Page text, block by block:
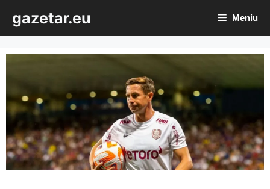
conținut
gazetar.eu Meniu